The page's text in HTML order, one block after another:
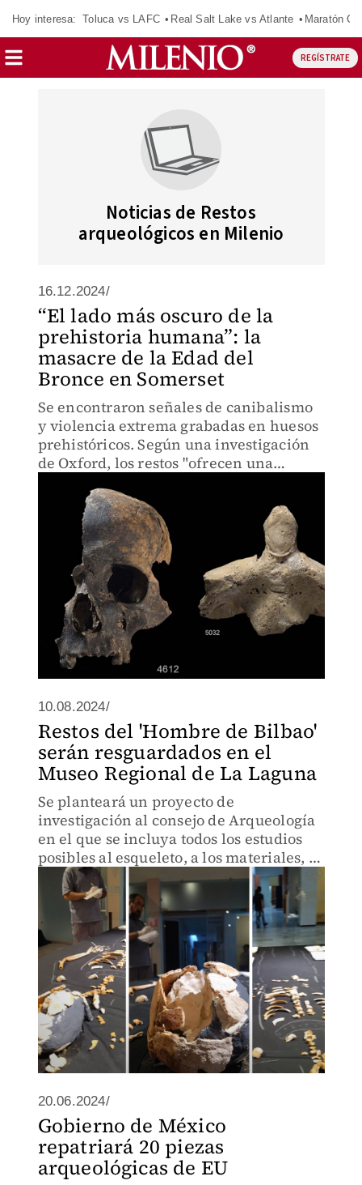
Hoy interesa: Toluca vs LAFC Real Salt Lake vs Atlante Maratón
REGÍSTRATE
Noticias de Restos
arqueológicos en Milenio
16.12.2024/
“El lado más oscuro de la
prehistoria humana”: la
masacre de la Edad del
Bronce en Somerset
Se encontraron señales de canibalismo
y violencia extrema grabadas en huesos
prehistóricos. Según una investigación
de Oxford, los restos "ofrecen una
10.08.2024/
Restos del 'Hombre de Bilbao'
serán resguardados en el
Museo Regional de La Laguna
Se planteará un proyecto de
investigación al consejo de Arqueología
en el que se incluya todos los estudios
posibles al esqueleto, a los materiales, al
sitio y sus alrededores.
20.06.2024/
Gobierno de México
repatriará 20 piezas
arqueológicas de EU